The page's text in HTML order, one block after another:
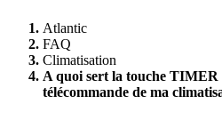
Atlantic
FAQ
Climatisation
A quoi sert la touche
télécommande de ma